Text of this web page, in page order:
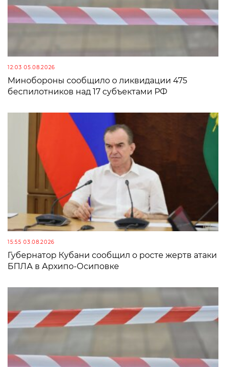
12:03 05.08.2026
Минобороны сообщило о ликвидации 475
беспилотников над 17 субъектами РФ
15:55 03.08.2026
Губернатор Кубани сообщил о росте жертв атаки
БПЛА в Архипо-Осиповке